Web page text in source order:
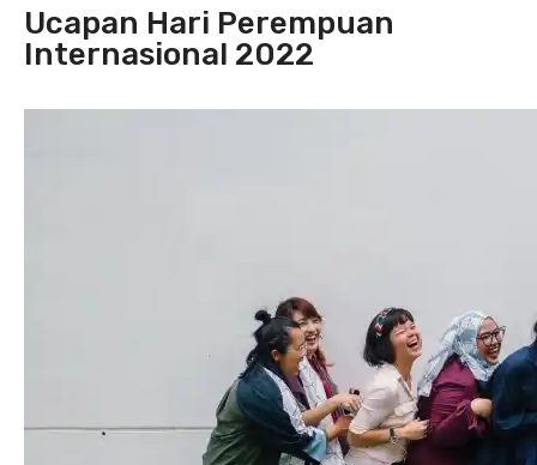
Ucapan Hari Perempuan
Internasional 2022